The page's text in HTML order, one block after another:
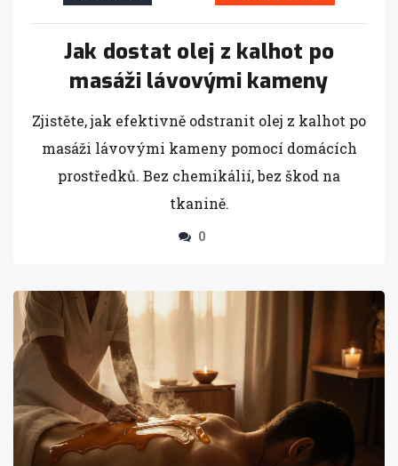
Jak dostat olej z kalhot po
masáži lávovými kameny
Zjistěte, jak efektivně odstranit olej z kalhot po
masáži lávovými kameny pomocí domácích
prostředků. Bez chemikálií, bez škod na
tkanině.
0